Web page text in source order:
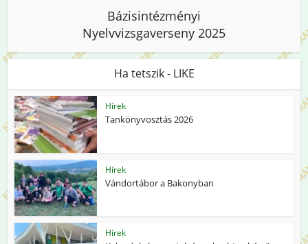
Bázisintézményi
Nyelvvizsgaverseny 2025
Ha tetszik - LIKE
Hírek
Tankönyvosztás 2026
Hírek
Vándortábor a Bakonyban
Hírek